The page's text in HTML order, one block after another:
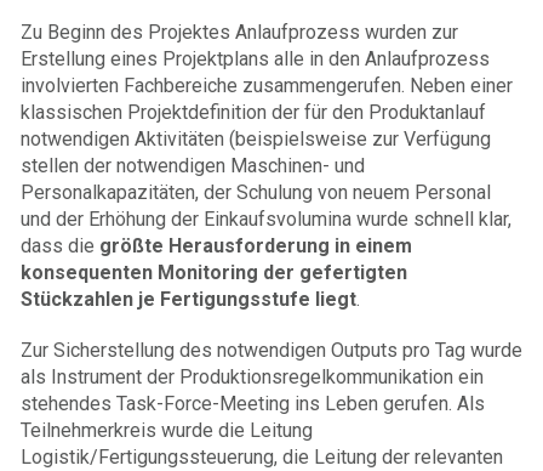
Zu Beginn des Projektes Anlaufprozess wurden zur
Erstellung eines Projektplans alle in den Anlaufprozess
involvierten Fachbereiche zusammengerufen. Neben einer
klassischen Projektdefinition der für den Produktanlauf
notwendigen Aktivitäten (beispielsweise zur Verfügung
stellen der notwendigen Maschinen- und
Personalkapazitäten, der Schulung von neuem Personal
und der Erhöhung der Einkaufsvolumina wurde schnell klar,
dass die größte Herausforderung in einem
konsequenten Monitoring der gefertigten
Stückzahlen je Fertigungsstufe liegt.
Zur Sicherstellung des notwendigen Outputs pro Tag wurde
als Instrument der Produktionsregelkommunikation ein
stehendes Task-Force-Meeting ins Leben gerufen. Als
Teilnehmerkreis wurde die Leitung
Logistik/Fertigungssteuerung, die Leitung der relevanten